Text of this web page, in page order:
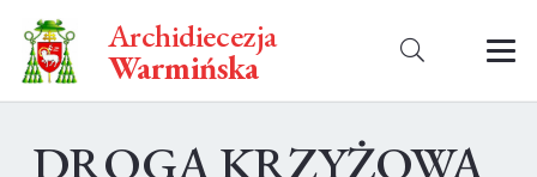
Archidiecezja
Warmińska
DROGA KRZYŻOWA